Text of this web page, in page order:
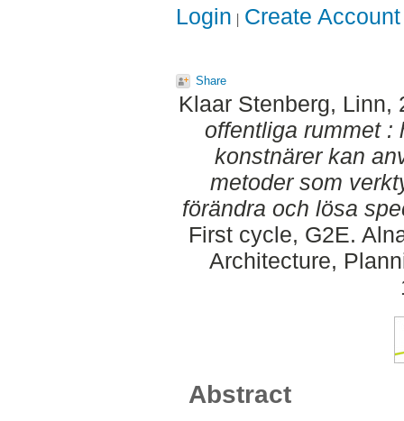
Login Create Account
Share
Klaar Stenberg, Linn,
offentliga rummet :
konstnärer kan
metoder som
förändra och lösa
First cycle, G2E.
Architecture,
Abstract